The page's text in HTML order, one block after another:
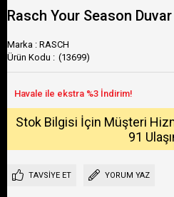
Rasch Your Season Duvar
Marka : RASCH
(13699)
Stok Bilgisi İçin Müşteri
91
TAVSIYE ET YORUM YAZ